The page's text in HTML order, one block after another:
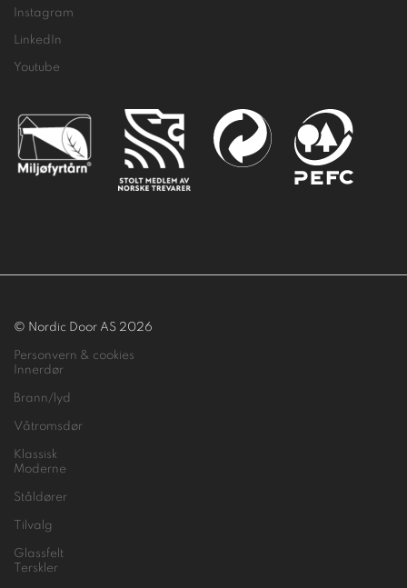
Instagram
LinkedIn
Youtube
© Nordic Door AS 2026
Personvern & cookies
Innerdør
Brann/lyd
Våtromsdør
Klassisk
Moderne
Ståldører
Tilvalg
Glassfelt
Terskler